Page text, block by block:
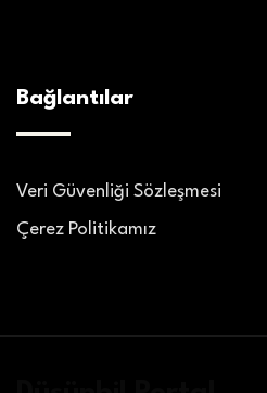
Bağlantılar
Veri Güvenliği Sözleşmesi
Çerez Politikamız